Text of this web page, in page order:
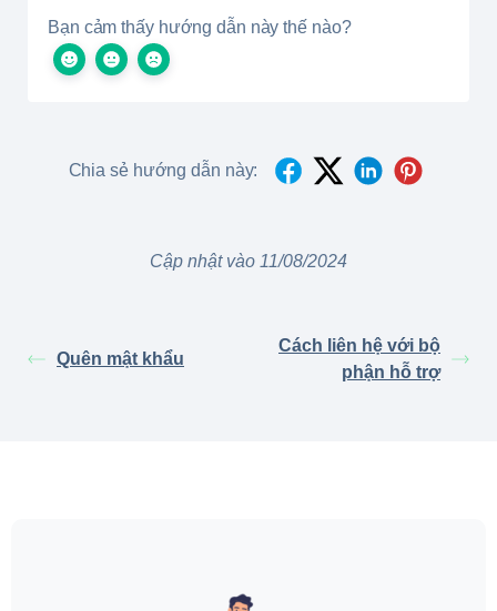
Bạn cảm thấy hướng dẫn này thế nào?
Chia sẻ hướng dẫn này:
Cập nhật vào 11/08/2024
Quên mật khẩu
Cách liên hệ với bộ
phận hỗ trợ